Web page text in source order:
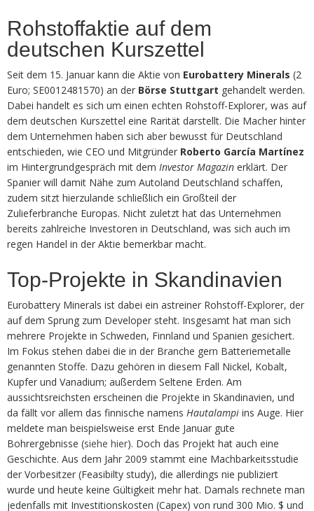
Rohstoffaktie auf dem
deutschen Kurszettel
Seit dem 15. Januar kann die Aktie von Eurobattery Minerals (2
Euro; SE0012481570) an der Börse Stuttgart gehandelt werden.
Dabei handelt es sich um einen echten Rohstoff-Explorer, was auf
dem deutschen Kurszettel eine Rarität darstellt. Die Macher hinter
dem Unternehmen haben sich aber bewusst für Deutschland
entschieden, wie CEO und Mitgründer Roberto García Martínez
im Hintergrundgespräch mit dem Investor Magazin erklärt. Der
Spanier will damit Nähe zum Autoland Deutschland schaffen,
zudem sitzt hierzulande schließlich ein Großteil der
Zulieferbranche Europas. Nicht zuletzt hat das Unternehmen
bereits zahlreiche Investoren in Deutschland, was sich auch im
regen Handel in der Aktie bemerkbar macht.
Top-Projekte in Skandinavien
Eurobattery Minerals ist dabei ein astreiner Rohstoff-Explorer, der
auf dem Sprung zum Developer steht. Insgesamt hat man sich
mehrere Projekte in Schweden, Finnland und Spanien gesichert.
Im Fokus stehen dabei die in der Branche gern Batteriemetalle
genannten Stoffe. Dazu gehören in diesem Fall Nickel, Kobalt,
Kupfer und Vanadium; außerdem Seltene Erden. Am
aussichtsreichsten erscheinen die Projekte in Skandinavien, und
da fällt vor allem das finnische namens Hautalampi ins Auge. Hier
meldete man beispielsweise erst Ende Januar gute
Bohrergebnisse (siehe hier). Doch das Projekt hat auch eine
Geschichte. Aus dem Jahr 2009 stammt eine Machbarkeitsstudie
der Vorbesitzer (Feasibilty study), die allerdings nie publiziert
wurde und heute keine Gültigkeit mehr hat. Damals rechnete man
jedenfalls mit Investitionskosten (Capex) von rund 300 Mio. $ und